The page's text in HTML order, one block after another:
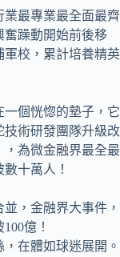
業最專業最全面最齊
奮躁動開始前後移
軍校，累計培養精英
個恍惚的墊子，它
技術研發團隊升級改
為微金融界最全最
十萬人！
，金融界大事件，
億！
在體如球迷展開。